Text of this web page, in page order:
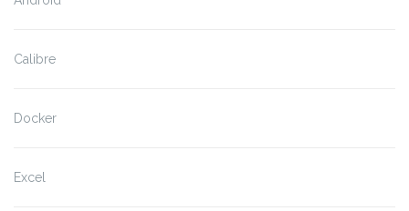
Calibre
Docker
Excel